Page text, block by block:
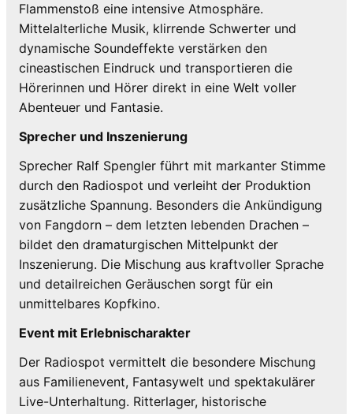
Flammenstoß eine intensive Atmosphäre.
Mittelalterliche Musik, klirrende Schwerter und
dynamische Soundeffekte verstärken den
cineastischen Eindruck und transportieren die
Hörerinnen und Hörer direkt in eine Welt voller
Abenteuer und Fantasie.
Sprecher und Inszenierung
Sprecher Ralf Spengler führt mit markanter Stimme
durch den Radiospot und verleiht der Produktion
zusätzliche Spannung. Besonders die Ankündigung
von Fangdorn – dem letzten lebenden Drachen –
bildet den dramaturgischen Mittelpunkt der
Inszenierung. Die Mischung aus kraftvoller Sprache
und detailreichen Geräuschen sorgt für ein
unmittelbares Kopfkino.
Event mit Erlebnischarakter
Der Radiospot vermittelt die besondere Mischung
aus Familienevent, Fantasywelt und spektakulärer
Live-Unterhaltung. Ritterlager, historische